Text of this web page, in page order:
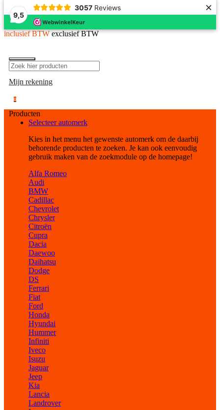
9,5
3057 Reviews ×
inclusief BTW exclusief BTW
Mijn rekening
0
Producten
Selecteer automerk
Kies in het menu het gewenste automerk om de daarbij
behorende producten te zoeken. Je kan ook eenvoudig
gebruik maken van de zoekmodule op de homepage!
Alfa Romeo
Audi
BMW
Cadillac
Chevrolet
Chrysler
Citroën
Cupra
Dacia
Daewoo
Daihatsu
Dodge
DS
Ferrari
Fiat
Ford
Honda
Hyundai
Hummer
Infiniti
Iveco
Isuzu
Jaguar
Jeep
Kia
Lancia
Landrover